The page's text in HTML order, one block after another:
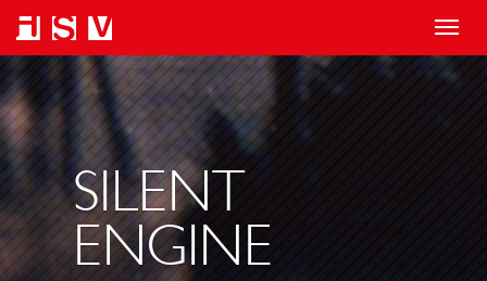
T
o
g
SILENT
ENGINE